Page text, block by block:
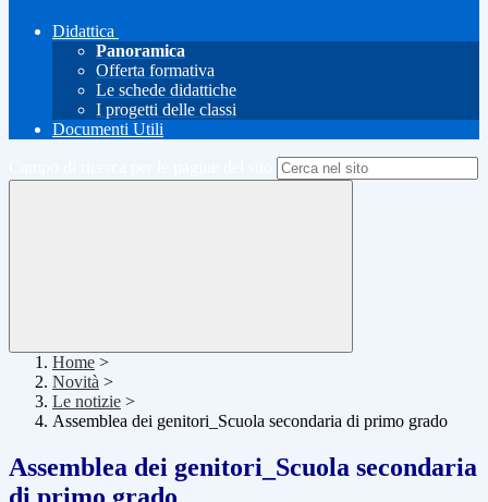
Didattica
Panoramica
Offerta formativa
Le schede didattiche
I progetti delle classi
Documenti Utili
Home >
Novità >
Le notizie >
Assemblea dei genitori_Scuola secondaria di primo grado
Assemblea dei genitori_Scuola secondaria